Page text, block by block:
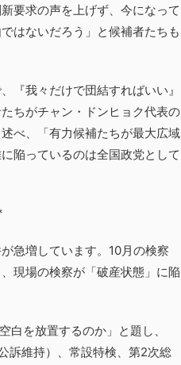
要求の声を上げず、今になって
はないだろう」と候補者たちも
『我々だけで団結すればいい』
ちがチャン・ドンヒョク代表の
べ、「有力候補たちが最大広域
陥っているのは全国政党として
急増しています。10月の検察
現場の検察が「破産状態」に陥
を放置するのか」と題し、
訴維持）、常設特検、第2次総